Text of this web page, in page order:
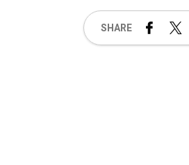
SHARE